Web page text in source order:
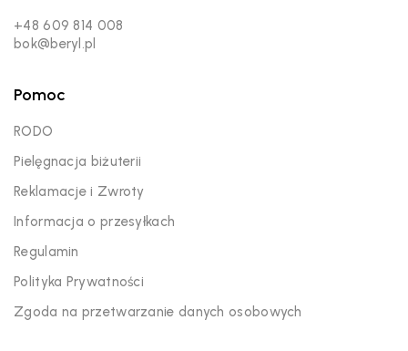
+48 609 814 008
bok@beryl.pl
Pomoc
RODO
Pielęgnacja biżuterii
Reklamacje i Zwroty
Informacja o przesyłkach
Regulamin
Polityka Prywatności
Zgoda na przetwarzanie danych osobowych